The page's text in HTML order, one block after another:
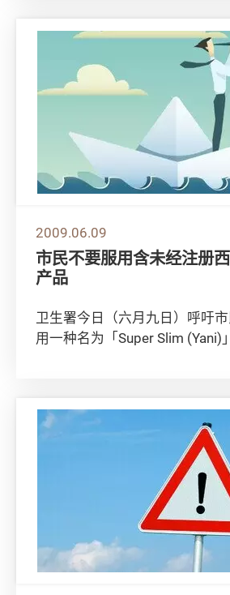
2009.06.09
市民不要服用含未经注册
产品
卫生署今日（六月九日）呼吁
用一种名为「Super Slim (Yani)